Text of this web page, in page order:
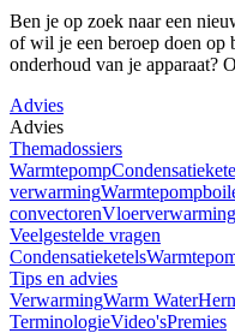
Ben je op zoek naar een
of wil je een beroep doen op
onderhoud van je apparaat?
Advies
Advies
Themadossiers
Warmtepomp
verwarming
convectorenVloerverwarming
Veelgestelde vragen
Condensatieketels
Tips en advies
VerwarmingWarm Water
TerminologieVideo'sPremies